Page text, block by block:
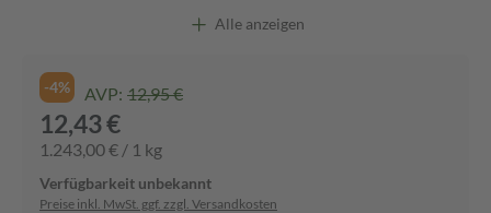
Alle anzeigen
-4% AVP: 12,95 €
12,43 €
1.243,00 € / 1 kg
Verfügbarkeit unbekannt
Preise inkl. MwSt. ggf. zzgl. Versandkosten